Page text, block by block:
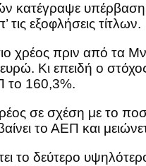
κατέγραψε
εξοφλήσεις τίτλων.
χρέος πριν από τα
ευρώ. Κι επειδή ο
το 160,3%.
σε σχέση με το
το ΑΕΠ και
το δεύτερο